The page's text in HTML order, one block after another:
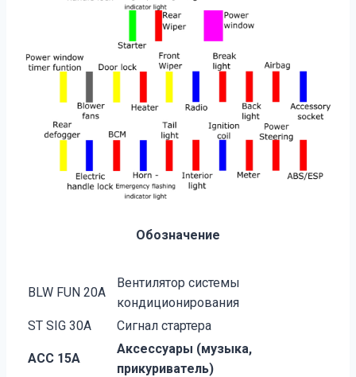
Обозначение
BLW FUN 20A
Вентилятор системы
кондиционирования
ST SIG 30A
Сигнал стартера
ACC 15A
Аксессуары (музыка,
прикуриватель)